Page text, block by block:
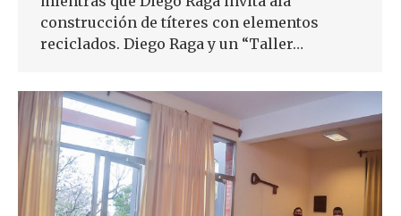
construcción de títeres con elementos
reciclados. Diego Raga y un “Taller…